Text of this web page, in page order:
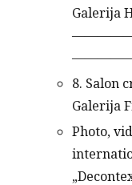
Galerija
8. Salon
Galerija
Photo,